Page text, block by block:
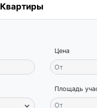
Квартиры
Цена
Площадь